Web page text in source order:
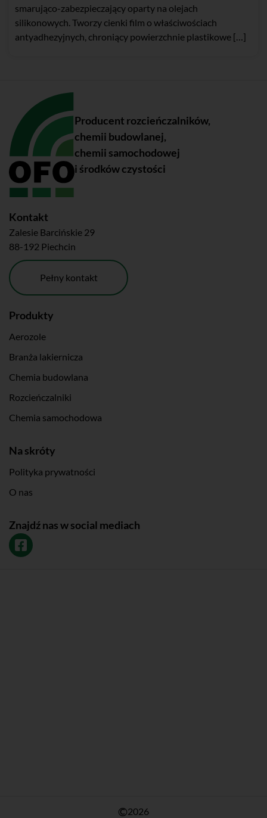
smarująco-zabezpieczający oparty na olejach
silikonowych. Tworzy cienki film o właściwościach
antyadhezyjnych, chroniący powierzchnie plastikowe […]
Producent rozcieńczalników,
chemii budowlanej,
chemii samochodowej
i środków czystości
Kontakt
Zalesie Barcińskie 29
88-192 Piechcin
Pełny kontakt
Produkty
Aerozole
Branża lakiernicza
Chemia budowlana
Rozcieńczalniki
Chemia samochodowa
Na skróty
Polityka prywatności
O nas
Znajdź nas w social mediach
©2026